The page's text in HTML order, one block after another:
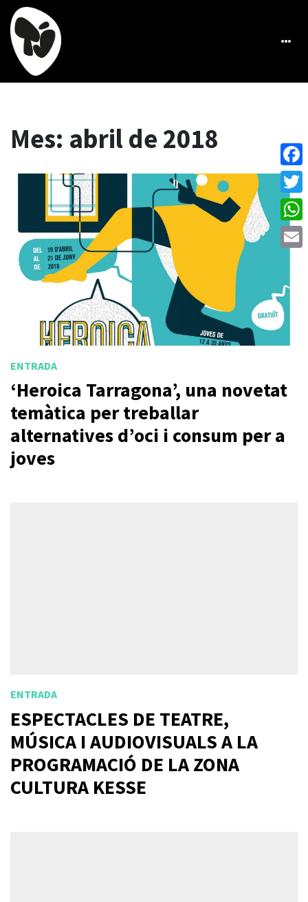
Mes: abril de 2018
ENTRADA
‘Heroica Tarragona’, una novetat
temàtica per treballar
alternatives d’oci i consum per a
joves
ENTRADA
ESPECTACLES DE TEATRE,
MÚSICA I AUDIOVISUALS A LA
PROGRAMACIÓ DE LA ZONA
CULTURA KESSE